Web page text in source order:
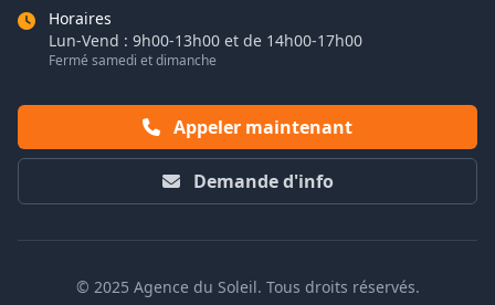
Horaires
Lun-Vend : 9h00-13h00 et de 14h00-17h00
Fermé samedi et dimanche
Appeler maintenant
Demande d'info
© 2025 Agence du Soleil. Tous droits réservés.